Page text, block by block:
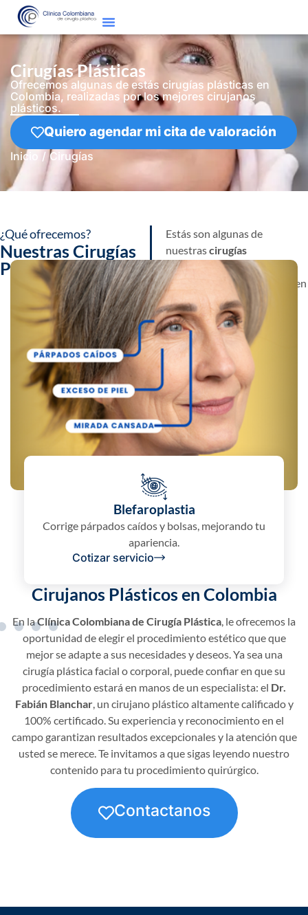
Cirugías Plásticas
Ofrecemos algunas de estás cirugías plásticas en
Colombia, realizadas por los mejores cirujanos
plásticos.
Quiero agendar mi cita de valoración
Inicio / Cirugías
¿Qué ofrecemos?
Nuestras Cirugías
Plásticas
Estás son algunas de
nuestrascirugías
plásticas
realizadas por los
mejores cirujanos plásticos en
Colombia, generando total
confianza en cada
prodecimiento.
Blefaroplastia
Corrige párpados caídos y bolsas, mejorando tu
apariencia.
Cotizar servicio
Cirujanos Plásticos en Colombia
En laClínica Colombiana de Cirugía Plástica, le ofrecemos la
oportunidad de elegir el procedimiento estético que que
mejor se adapte a sus necesidades y deseos. Ya sea una
cirugía plástica facial o corporal, puede confiar en que su
procedimiento estará en manos de un especialista: el Dr.
Fabián Blanchar, un cirujano plástico altamente calificado y
100% certificado. Su experiencia y reconocimiento en el
campo garantizan resultados excepcionales y la atención que
usted se merece. Te invitamos a que sigas leyendo nuestro
contenido para tu procedimiento quirúrgico.
Contactanos